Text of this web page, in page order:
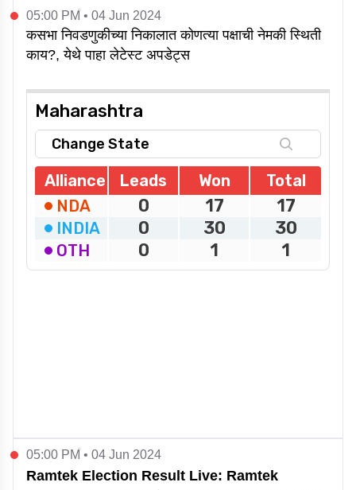
05:00 PM • 04 Jun 2024
कसभा निवडणुकीच्या निकालात कोणत्या पक्षाची नेमकी स्थिती
काय?, येथे पाहा लेटेस्ट अपडेट्स
05:00 PM • 04 Jun 2024
Ramtek Election Result Live: Ramtek